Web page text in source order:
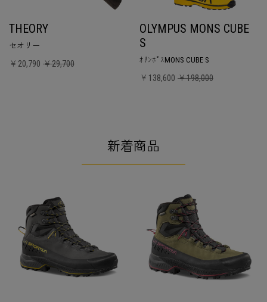
THEORY
セオリー
￥20,790 ￥29,700
OLYMPUS MONS CUBE
S
ｵﾘﾝﾎﾟｽMONS CUBE S
￥138,600 ￥198,000
新着商品